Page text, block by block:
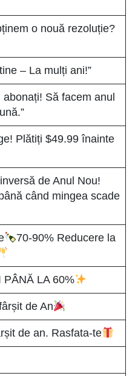
o nouă rezoluție?
– La mulți ani!”
abonați! Să facem anul
Plătiți $49.99 înainte
de Anul Nou!
când mingea scade
70-90% Reducere la
PÂNĂ LA 60%
de An
de an. Rasfata-te